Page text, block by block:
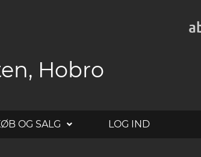
Hobro
OG SALG LOG IND